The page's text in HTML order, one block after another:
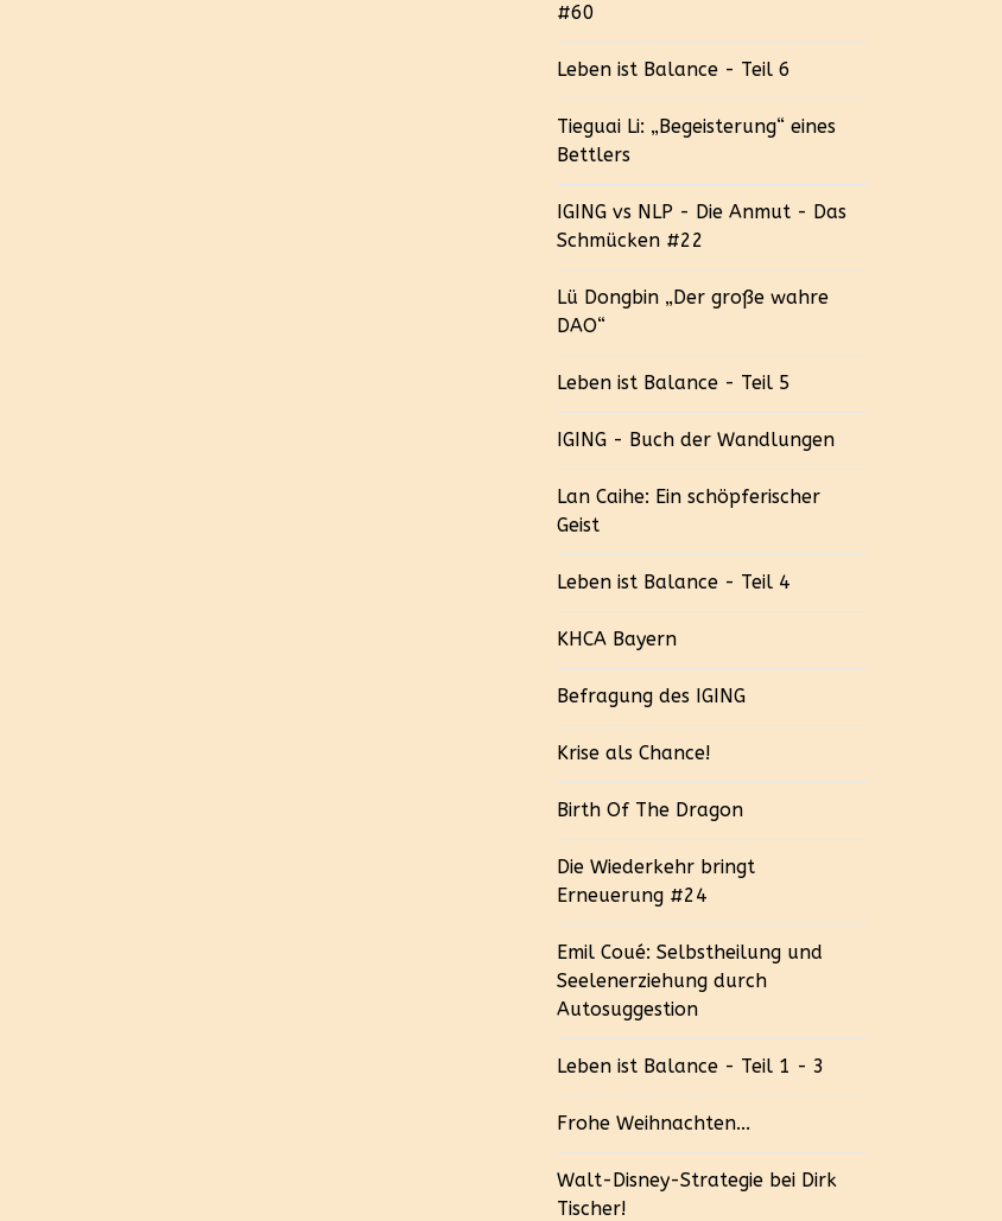
#60
Leben ist Balance - Teil 6
Tieguai Li: „Begeisterung“ eines
Bettlers
IGING vs NLP - Die Anmut - Das
Schmücken #22
Lü Dongbin „Der große wahre
DAO“
Leben ist Balance - Teil 5
IGING - Buch der Wandlungen
Lan Caihe: Ein schöpferischer
Geist
Leben ist Balance - Teil 4
KHCA Bayern
Befragung des IGING
Krise als Chance!
Birth Of The Dragon
Die Wiederkehr bringt
Erneuerung #24
Emil Coué: Selbstheilung und
Seelenerziehung durch
Autosuggestion
Leben ist Balance - Teil 1 - 3
Frohe Weihnachten...
Walt-Disney-Strategie bei Dirk
Tischer!